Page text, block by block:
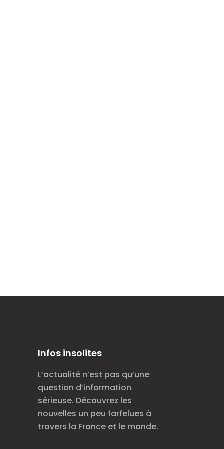
Infos insolites
L’actualité n’est pas qu’une
question d’information
sérieuse. Découvrez les
nouvelles un peu farfelues à
travers la France et le monde.